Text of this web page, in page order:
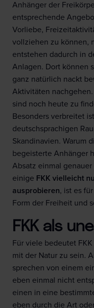
Anhänger der
entsprechende
Vorliebe,
vollziehen zu können,
entstehen dadurch in
Anlagen. Dort können
ganz natürlich nackt
Aktivitäten
sind noch heute zu
Besonders verbreitet
deutschsprachigen
Skandinavien. Warum
begeisterte Anhänger
Absatz einmal
einige FKK vielleicht
ausprobieren, ist es
Form der Freiheit und
FKK als
Für viele bedeutet
mit der Natur zu sein.
sprechen von einem
eben einmal nicht
einen in eine
eben durch die Art